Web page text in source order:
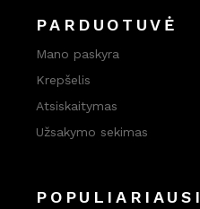
PARDUOTUVĖ
Mano paskyra
Krepšelis
Atsiskaitymas
Užsakymo sekimas
POPULIARIAUSI